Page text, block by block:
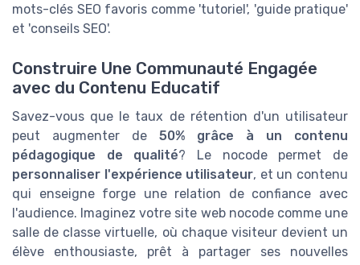
mots-clés SEO favoris comme 'tutoriel', 'guide pratique'
et 'conseils SEO'.
Construire Une Communauté Engagée
avec du Contenu Educatif
Savez-vous que le taux de rétention d'un utilisateur
peut augmenter de 50% grâce à un contenu
pédagogique de qualité? Le nocode permet de
personnaliser l'expérience utilisateur, et un contenu
qui enseigne forge une relation de confiance avec
l'audience. Imaginez votre site web nocode comme une
salle de classe virtuelle, où chaque visiteur devient un
élève enthousiaste, prêt à partager ses nouvelles